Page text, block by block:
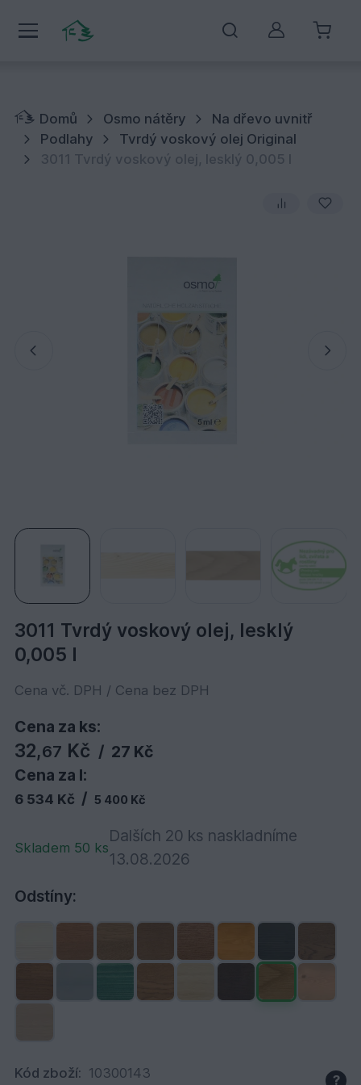
Můj účet
Domů Osmo nátěry
Na dřevo uvnitř
Podlahy
Tvrdý voskový olej Original
3011 Tvrdý voskový olej, lesklý 0,005 l
3011 Tvrdý voskový olej, lesklý
0,005 l
Cena vč. DPH / Cena bez DPH
Cena za ks:
32,67 Kč / 27 Kč
Cena za l:
6 534 Kč / 5 400 Kč
Skladem 50 ks
Dalších 20 ks naskladníme
13.08.2026
Odstíny:
Kód zboží: 10300143 ?